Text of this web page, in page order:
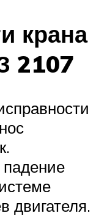
крана
2107
падение
двигателя.